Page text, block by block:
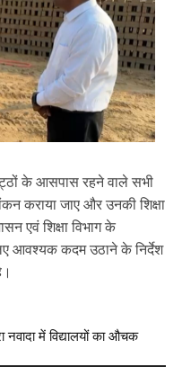
के आसपास रहने वाले सभी
कराया जाए और उनकी शिक्षा
एवं शिक्षा विभाग के
आवश्यक कदम उठाने के निर्देश
में विद्यालयों का औचक